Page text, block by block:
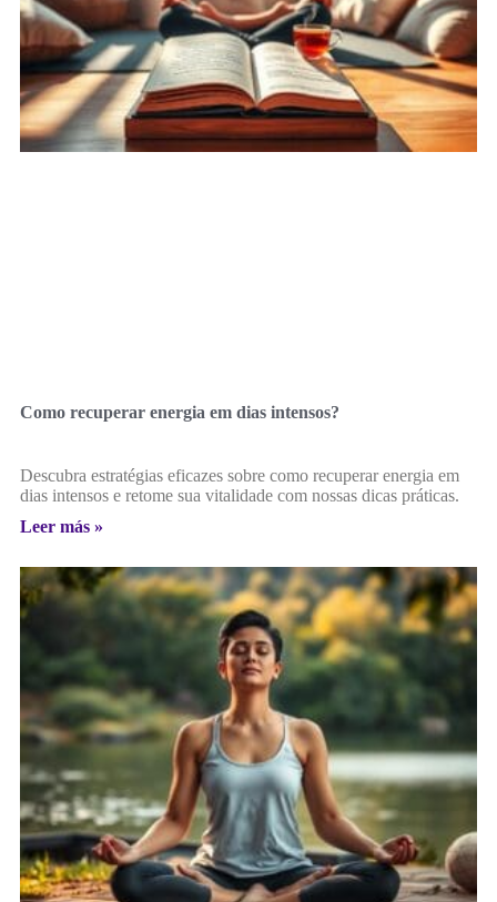
Como recuperar energia em dias intensos?
Descubra estratégias eficazes sobre como recuperar energia em
dias intensos e retome sua vitalidade com nossas dicas práticas.
Leer más »